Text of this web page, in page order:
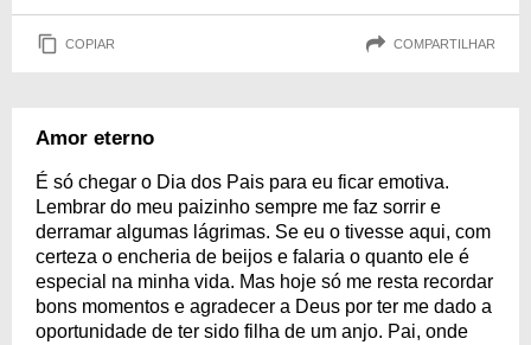
COPIAR COMPARTILHAR
Amor eterno
É só chegar o Dia dos Pais para eu ficar emotiva.
Lembrar do meu paizinho sempre me faz sorrir e
derramar algumas lágrimas. Se eu o tivesse aqui, com
certeza o encheria de beijos e falaria o quanto ele é
especial na minha vida. Mas hoje só me resta recordar
bons momentos e agradecer a Deus por ter me dado a
oportunidade de ter sido filha de um anjo. Pai, onde